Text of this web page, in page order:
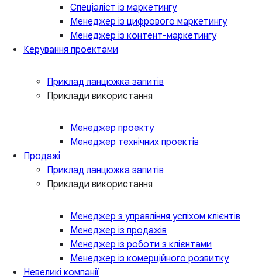
Спеціаліст із маркетингу
Менеджер із цифрового маркетингу
Менеджер із контент-маркетингу
Керування проектами
Приклад ланцюжка запитів
Приклади використання
Менеджер проекту
Менеджер технічних проектів
Продажі
Приклад ланцюжка запитів
Приклади використання
Менеджер з управління успіхом клієнтів
Менеджер із продажів
Менеджер із роботи з клієнтами
Менеджер із комерційного розвитку
Невеликі компанії